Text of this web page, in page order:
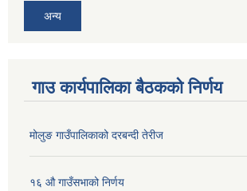
अन्य
गाउ कार्यपालिका बैठकको निर्णय
मोलुङ गाउँपालिकाको दरबन्दी तेरीज
१६ औ गाउँसभाको निर्णय